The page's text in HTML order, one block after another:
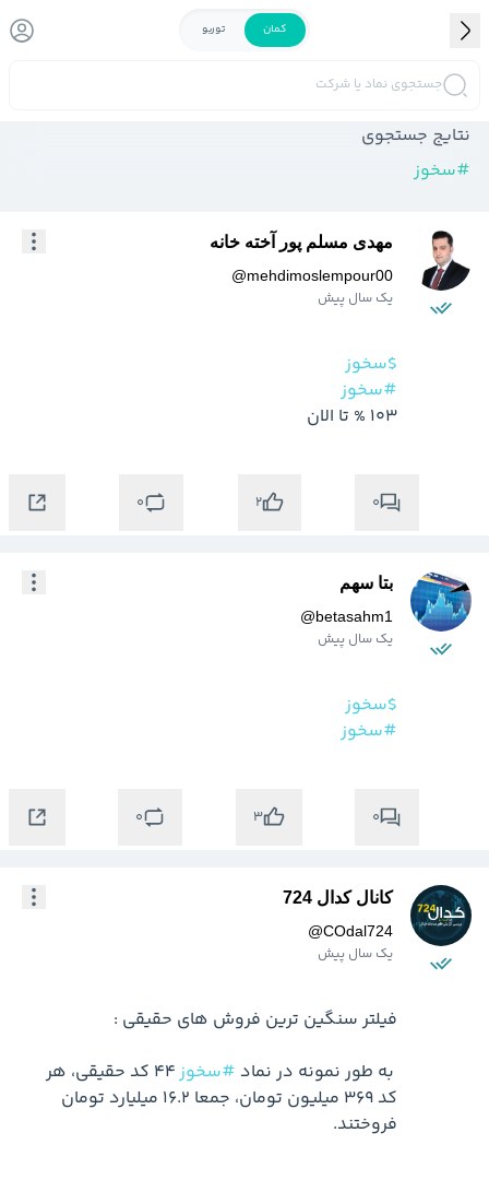
کمان توربو
جستجوی نماد یا شرکت
نتایج جستجوی
#سخوز
مهدی مسلم پور آخته خانه
@mehdimoslempour00
یک سال پیش
$سخوز
#سخوز
103 % تا الان
0
2
0
بتا سهم
@betasahm1
یک سال پیش
$سخوز
#سخوز
0
3
0
کانال کدال 724
@COdal724
یک سال پیش
به طور نمونه در نماد #سخوز
فروختند.